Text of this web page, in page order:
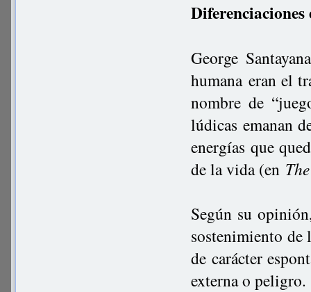
George
humana eran el
nombre de
lúdicas emanan
energías que
de la vida (en
Según su
sostenimiento de
de carácter
externa o peligro.